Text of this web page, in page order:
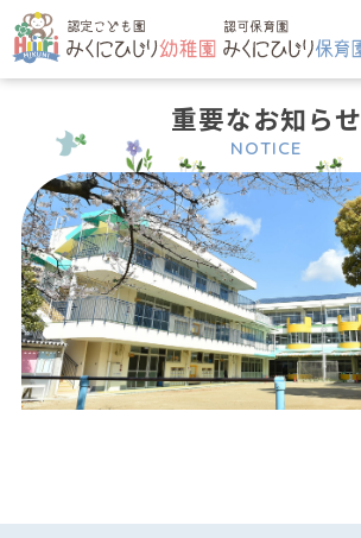
重要なお知らせ
NOTICE